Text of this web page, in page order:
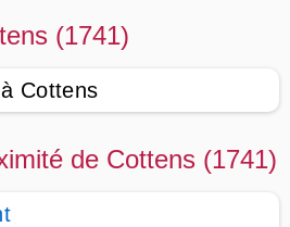
(1741)
Cottens
de Cottens (1741)